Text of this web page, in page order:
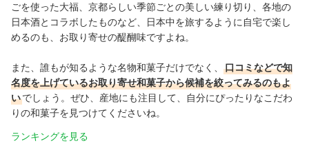
ごを使った大福、京都らしい季節ごとの美しい練り切り、各地の
日本酒とコラボしたものなど、日本中を旅するように自宅で楽し
めるのも、お取り寄せの醍醐味ですよね。
また、誰もが知るような名物和菓子だけでなく、
口コミなどで知
名度を上げているお取り寄せ和菓子から候補を絞ってみるのもよ
いでしょう。ぜひ、産地にも注目して、自分にぴったりなこだわ
りの和菓子を見つけてくださいね。
ランキングを見る